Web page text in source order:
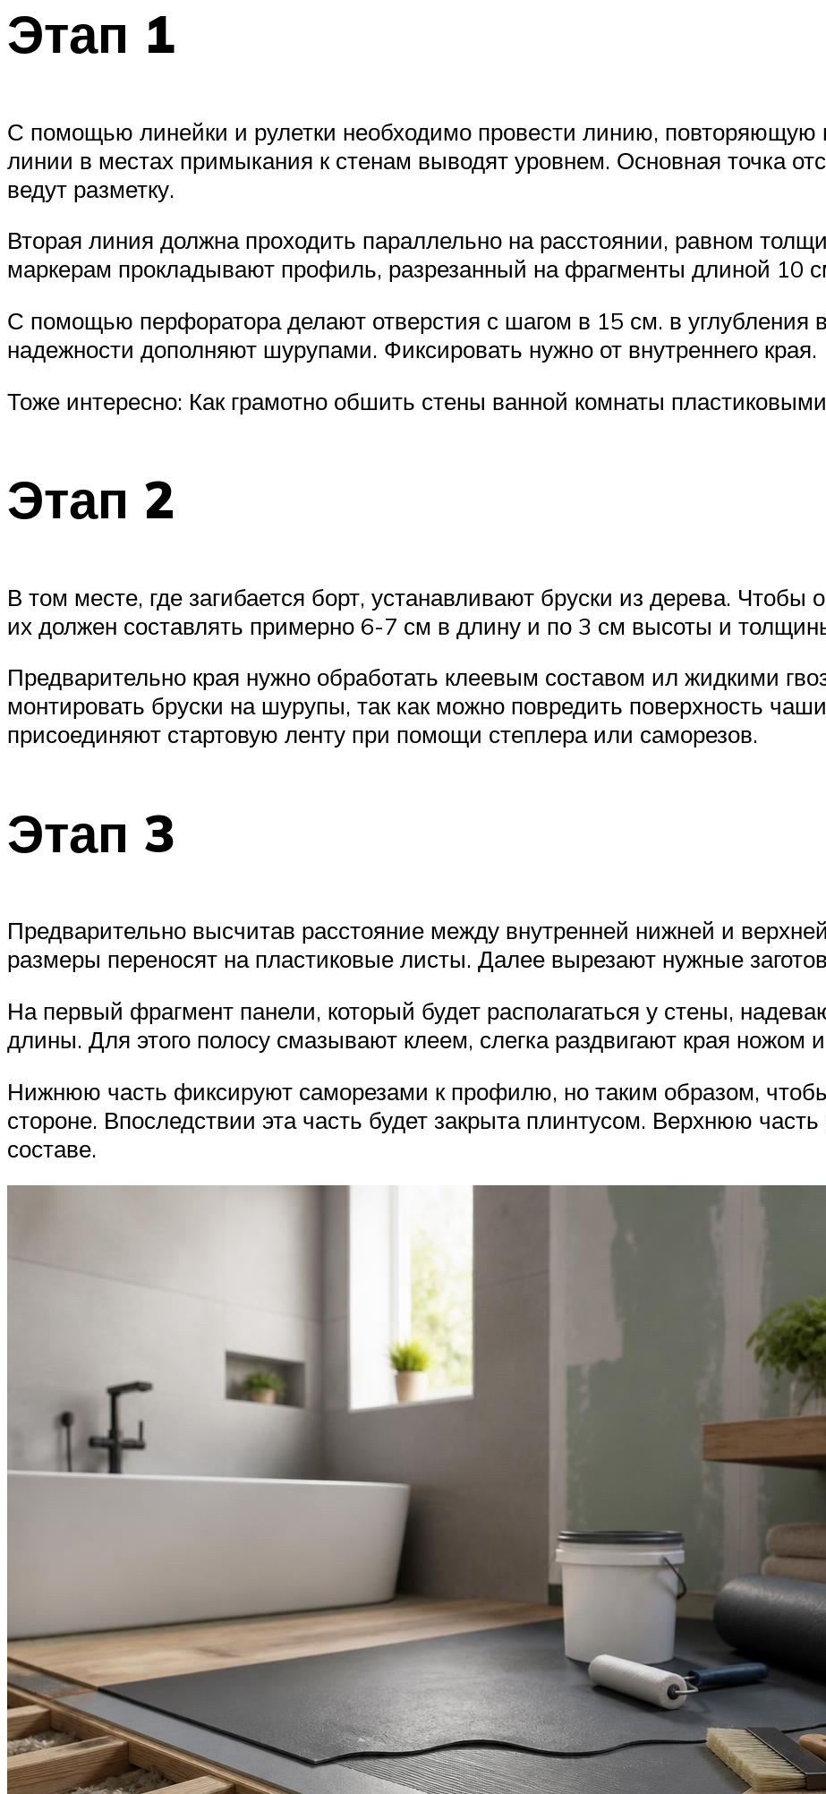
Этап 1
С помощью линейки и рулетки необходимо провести линию, повторяющую
линии в местах примыкания к стенам выводят уровнем. Основная точка
ведут разметку.
Вторая линия должна проходить параллельно на расстоянии, равном
маркерам прокладывают профиль, разрезанный на фрагменты длиной 10
С помощью перфоратора делают отверстия с шагом в 15 см. в
надежности дополняют шурупами. Фиксировать нужно от внутреннего края.
Тоже интересно: Как грамотно обшить стены ванной комнаты
Этап 2
В том месте, где загибается борт, устанавливают бруски из дерева. Чтобы
их должен составлять примерно 6-7 см в длину и по 3 см высоты и
Предварительно края нужно обработать клеевым составом ил жидкими
монтировать бруски на шурупы, так как можно повредить поверхность
присоединяют стартовую ленту при помощи степлера или саморезов.
Этап 3
Предварительно высчитав расстояние между внутренней нижней и
размеры переносят на пластиковые листы. Далее вырезают нужные
На первый фрагмент панели, который будет располагаться у стены,
длины. Для этого полосу смазывают клеем, слегка раздвигают края ножом
Нижнюю часть фиксируют саморезами к профилю, но таким образом,
стороне. Впоследствии эта часть будет закрыта плинтусом. Верхнюю
составе.